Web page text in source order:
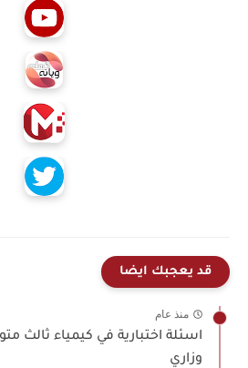
قد يعجبك ايضا
منذ عام
اسئلة اختبارية في كيمياء
وزاري